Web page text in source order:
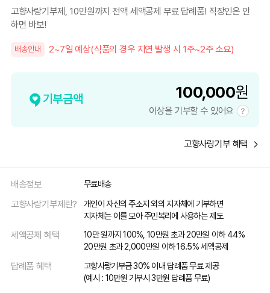
고향사랑기부제, 10만원까지 전액 세액공제 무료 답례품! 직장인은 안
하면 바보!
배송안내 2~7일 예상(식품의 경우 지연 발생 시 1주~2주 소요)
기부금액 100,000원
이상을 기부할 수 있어요
고향사랑기부 혜택
배송정보 무료배송
고향사랑기부제란?
개인이 자신의 주소지 외의 지자체에 기부하면
지자체는 이를 모아 주민복리에 사용하는 제도
세액공제 혜택
10만 원까지 100%, 10만원 초과 20만원 이하 44%
20만원 초과 2,000만원 이하 16.5% 세액공제
답례품 혜택
고향사랑기부금 30% 이내 답례품 무료 제공
(예시 : 10만원 기부시 3만원 답례품 무료)